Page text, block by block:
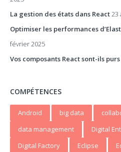
La gestion des états dans React23
Optimiser les performances
février 2025
Vos composants React sont-ils purs
COMPÉTENCES
Android big data
data management
Digital
Digital Factory
Eclipse